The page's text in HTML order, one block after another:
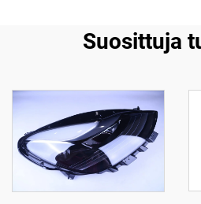
Suosittuja